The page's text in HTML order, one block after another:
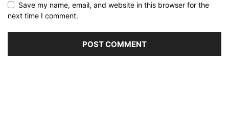
Save my name, email, and website in this browser for the
next time I comment.